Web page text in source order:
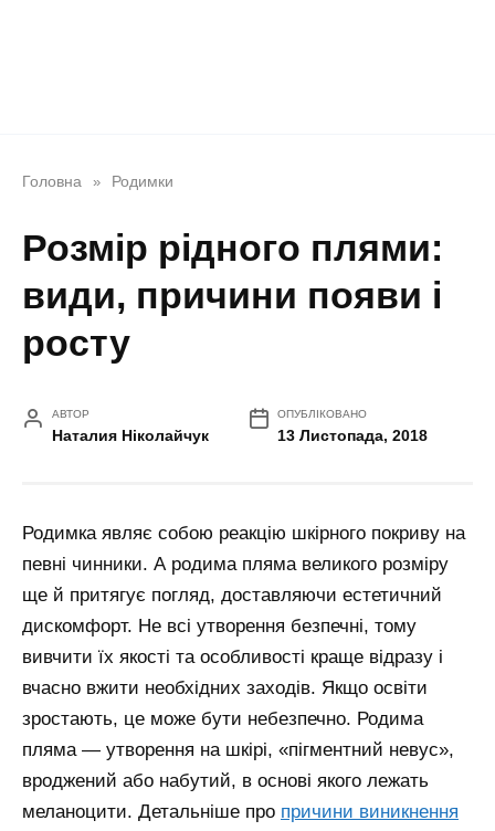
Головна » Родимки
Розмір рідного плями:
види, причини появи і
росту
АВТОР
Наталия Ніколайчук
ОПУБЛІКОВАНО
13 Листопада, 2018
Родимка являє собою реакцію шкірного покриву на
певні чинники. А родима пляма великого розміру
ще й притягує погляд, доставляючи естетичний
дискомфорт. Не всі утворення безпечні, тому
вивчити їх якості та особливості краще відразу і
вчасно вжити необхідних заходів. Якщо освіти
зростають, це може бути небезпечно. Родима
пляма — утворення на шкірі, «пігментний невус»,
вроджений або набутий, в основі якого лежать
меланоцити. Детальніше про причини виникнення